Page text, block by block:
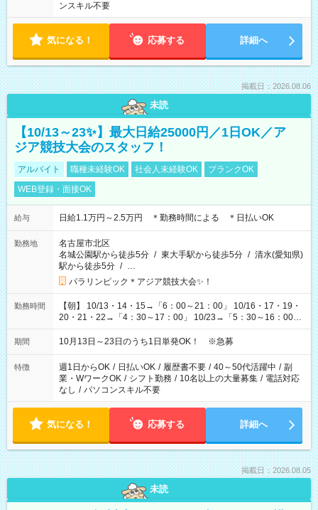
ンスキル不要
気になる！ 応募する 詳細へ
掲載日：2026.08.06
未読
【10/13～23✨】最大日給25000円／1日OK／ア
ジア競技大会のスタッフ！
アルバイト 職種未経験OK 社会人未経験OK
ブランクOK
WEB登録・面接OK
給与 日給1.1万円～2.5万円 ＊勤務時間による ＊日払いOK
勤務地
名古屋市北区
名城公園駅から徒歩5分 / 東大手駅から徒歩5分 / 清水(愛知県)
駅から徒歩5分 / …
パラリンピック＊アジア競技大会✨！
勤務時間
【朝】 10/13・14・15→「6：00～21：00」 10/16・17・19・
20・21・22→「4：30～17：00」 10/23→「5：30～16：00」
【夕方】 10/16・17・19～21→「17：00～26：00」
10/22→「17：00～24：30」 10/23→「16：00～23：00」 ＊
け、夕方だけ、などもOKです！
期間 10月13日～23日のうち1日単発OK！ ※急募
特徴 週1日からOK / 日払いOK / 履歴書不要 / 40～50代活躍中 / 副
業・WワークOK / シフト勤務 / 10名以上の大量募集 / 電話対応
なし / パソコンスキル不要
気になる！ 応募する 詳細へ
掲載日：2026.08.05
未読